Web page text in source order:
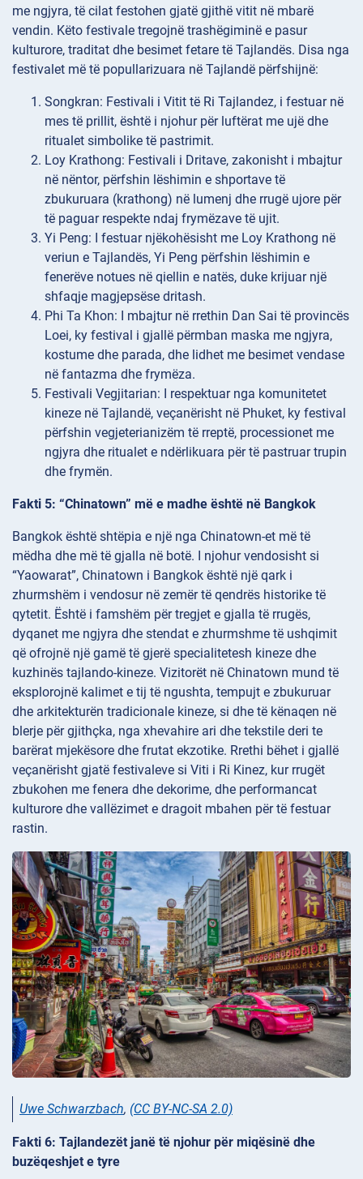
me ngjyra, të cilat festohen gjatë gjithë vitit në mbarë
vendin. Këto festivale tregojnë trashëgiminë e pasur
kulturore, traditat dhe besimet fetare të Tajlandës. Disa nga
festivalet më të popullarizuara në Tajlandë përfshijnë:
Songkran: Festivali i Vitit të Ri Tajlandez, i festuar në
mes të prillit, është i njohur për luftërat me ujë dhe
ritualet simbolike të pastrimit.
Loy Krathong: Festivali i Dritave, zakonisht i mbajtur
në nëntor, përfshin lëshimin e shportave të
zbukuruara (krathong) në lumenj dhe rrugë ujore për
të paguar respekte ndaj frymëzave të ujit.
Yi Peng: I festuar njëkohësisht me Loy Krathong në
veriun e Tajlandës, Yi Peng përfshin lëshimin e
fenerëve notues në qiellin e natës, duke krijuar një
shfaqje magjepsëse dritash.
Phi Ta Khon: I mbajtur në rrethin Dan Sai të provincës
Loei, ky festival i gjallë përmban maska me ngjyra,
kostume dhe parada, dhe lidhet me besimet vendase
në fantazma dhe frymëza.
Festivali Vegjitarian: I respektuar nga komunitetet
kineze në Tajlandë, veçanërisht në Phuket, ky festival
përfshin vegjeterianizëm të rreptë, processionet me
ngjyra dhe ritualet e ndërlikuara për të pastruar trupin
dhe frymën.
Fakti 5: “Chinatown” më e madhe është në Bangkok
Bangkok është shtëpia e një nga Chinatown-et më të
mëdha dhe më të gjalla në botë. I njohur vendosisht si
“Yaowarat”, Chinatown i Bangkok është një qark i
zhurmshëm i vendosur në zemër të qendrës historike të
qytetit. Është i famshëm për tregjet e gjalla të rrugës,
dyqanet me ngjyra dhe stendat e zhurmshme të ushqimit
që ofrojnë një gamë të gjerë specialitetesh kineze dhe
kuzhinës tajlando-kineze. Vizitorët në Chinatown mund të
eksplorojnë kalimet e tij të ngushta, tempujt e zbukuruar
dhe arkitekturën tradicionale kineze, si dhe të kënaqen në
blerje për gjithçka, nga xhevahire ari dhe tekstile deri te
barërat mjekësore dhe frutat ekzotike. Rrethi bëhet i gjallë
veçanërisht gjatë festivaleve si Viti i Ri Kinez, kur rrugët
zbukohen me fenera dhe dekorime, dhe performancat
kulturore dhe vallëzimet e dragoit mbahen për të festuar
rastin.
Uwe Schwarzbach, (CC BY-NC-SA 2.0)
Fakti 6: Tajlandezët janë të njohur për miqësinë dhe
buzëqeshjet e tyre